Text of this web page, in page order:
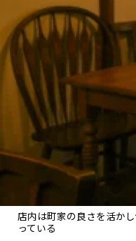
店内は町家の良さを活か
っている